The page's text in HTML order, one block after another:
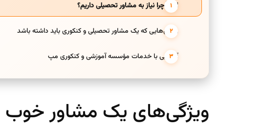
اصلاً چرا نیاز به مشاور تحصیلی داریم؟
ویژگی‌هایی که یک مشاور تحصیلی و کنکوری باید داشته باشد
آشنایی با خدمات مؤسسه آموزشی و کنکوری مپ
ویژگی‌های یک مشاور خوب